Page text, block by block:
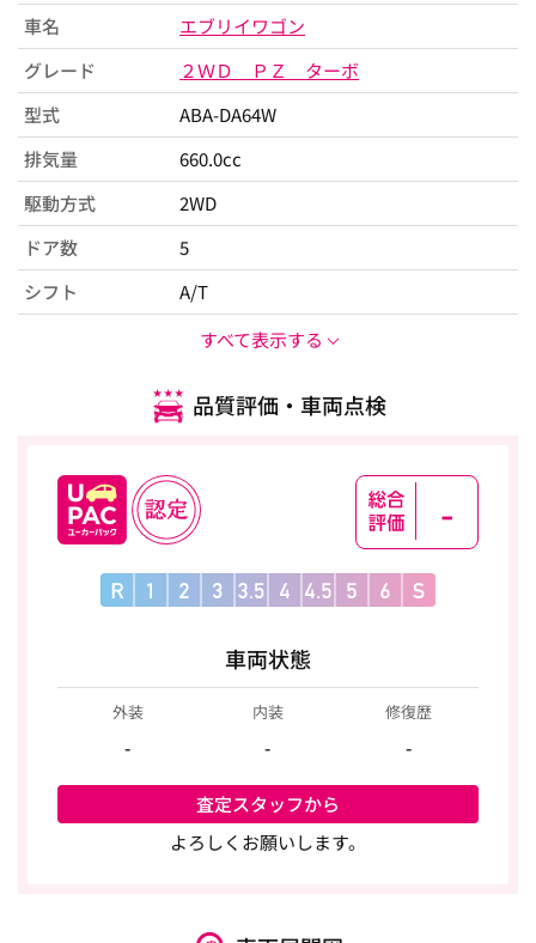
車名
エブリイワゴン
グレード
２ＷＤ ＰＺ ターボ
型式
ABA-DA64W
排気量
660.0cc
駆動方式
2WD
ドア数
5
シフト
A/T
すべて表示する
品質評価・車両点検
-
車両状態
外装
-
内装
-
修復歴
-
査定スタッフから
よろしくお願いします。